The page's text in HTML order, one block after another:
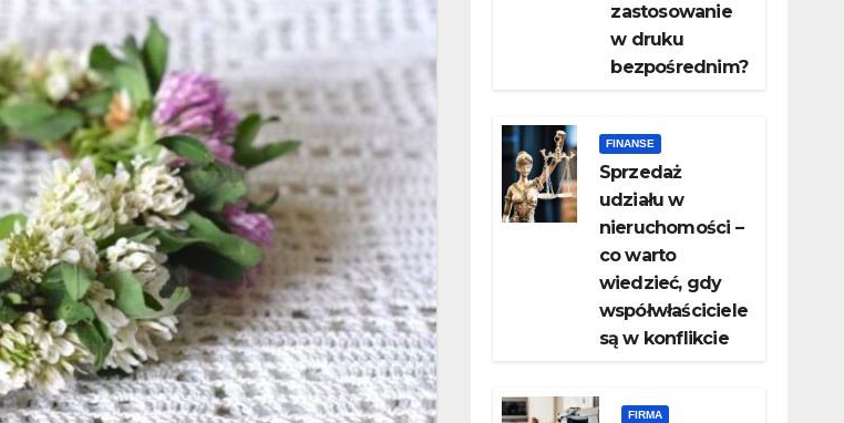
zastosowanie
w druku
bezpośrednim?
FINANSE
Sprzedaż
udziału w
nieruchomości –
co warto
wiedzieć, gdy
współwłaściciele
są w konflikcie
FIRMA